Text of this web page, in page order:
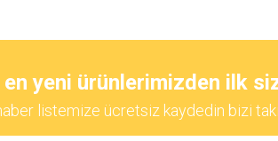
Yorum Yaz
yeni ürünlerimizden ilk
listemize ücretsiz kaydedin bizi